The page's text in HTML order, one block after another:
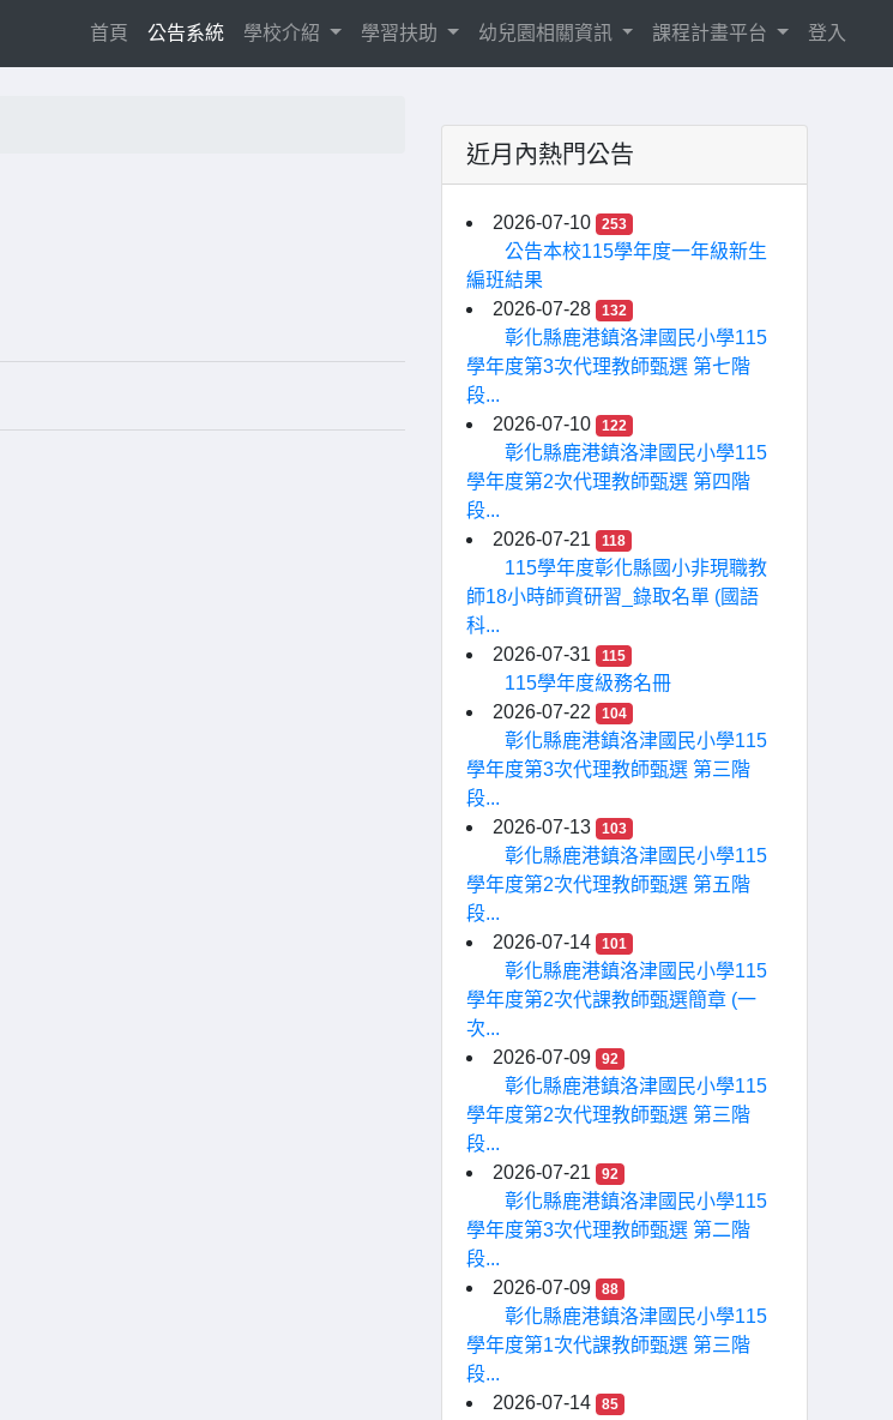
首頁 (current)
公告系統 學校介紹 學習扶助 幼兒園相關資訊 課程計畫平台 登入
近月內熱門公告
2026-07-10 253
公告本校115學年度一年級新生
編班結果
2026-07-28
132
彰化縣鹿港鎮洛津國民小學115
學年度第3次代理教師甄選 第七階
段...
2026-07-10
122
彰化縣鹿港鎮洛津國民小學115
學年度第2次代理教師甄選 第四階
段...
2026-07-21
118
115學年度彰化縣國小非現職教
師18小時師資研習_錄取名單 (國語
科...
2026-07-31
115
115學年度級務名冊
2026-07-22
104
彰化縣鹿港鎮洛津國民小學115
學年度第3次代理教師甄選 第三階
段...
2026-07-13
103
彰化縣鹿港鎮洛津國民小學115
學年度第2次代理教師甄選 第五階
段...
2026-07-14
101
彰化縣鹿港鎮洛津國民小學115
學年度第2次代課教師甄選簡章 (一
次...
2026-07-09
92
彰化縣鹿港鎮洛津國民小學115
學年度第2次代理教師甄選 第三階
段...
2026-07-21
92
彰化縣鹿港鎮洛津國民小學115
學年度第3次代理教師甄選 第二階
段...
2026-07-09
88
彰化縣鹿港鎮洛津國民小學115
學年度第1次代課教師甄選 第三階
段...
2026-07-14
85